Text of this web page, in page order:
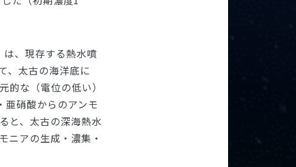
、現存する熱水噴
、太古の海洋底に
な（電位の低い）
亜硝酸からのアンモ
と、太古の深海熱水
ニアの生成・濃集・